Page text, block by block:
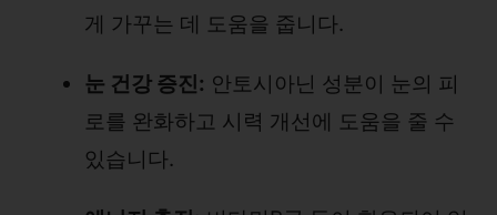
게 가꾸는 데 도움을 줍니다.
눈 건강 증진: 안토시아닌 성분이 눈의 피
로를 완화하고 시력 개선에 도움을 줄 수
있습니다.